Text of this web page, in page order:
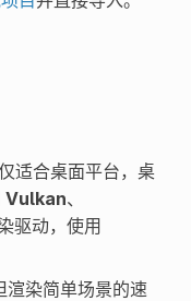
适合桌面平台，桌
Vulkan、
驱动，使用
渲染简单场景的速